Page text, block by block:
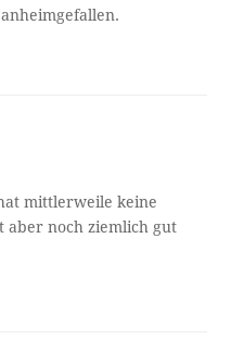
mittlerweile keine
aber noch ziemlich gut